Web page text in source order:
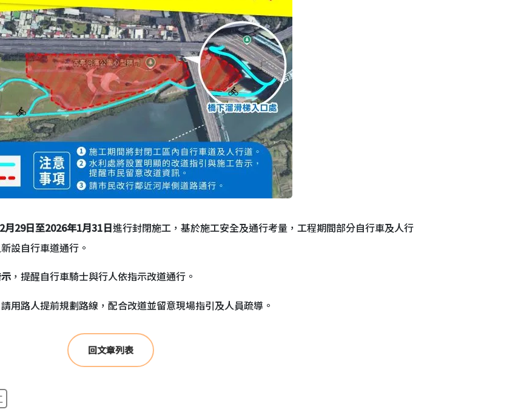
月29日至2026年1月31日進行封閉施工，基於施工安全及通行考量，工程期間部分自行車及人行
設自行車道通行。
，提醒自行車騎士與行人依指示改道通行。
用路人提前規劃路線，配合改道並留意現場指引及人員疏導。
回文章列表